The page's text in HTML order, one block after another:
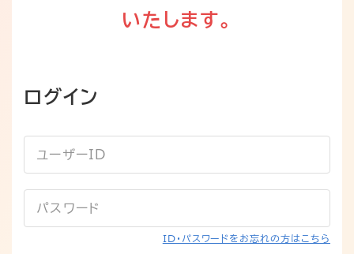
いたします。
ログイン
ID・パスワードをお忘れの方はこちら